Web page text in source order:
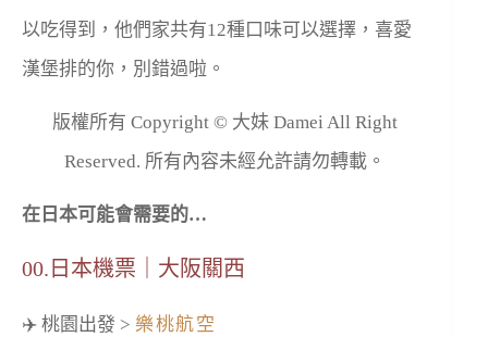
以吃得到，他們家共有12種口味可以選擇，喜愛
漢堡排的你，別錯過啦。
版權所有 Copyright © 大妹 Damei All Right
Reserved. 所有內容未經允許請勿轉載。
在日本可能會需要的…
00.日本機票｜大阪關西
✈️ 桃園出發 > 樂桃航空